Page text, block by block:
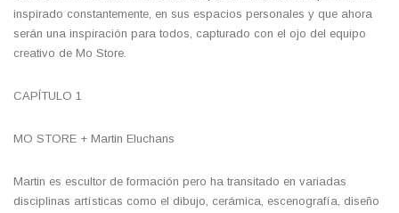
inspirado constantemente, en sus espacios personales y que ahora
serán una inspiración para todos, capturado con el ojo del equipo
creativo de Mo Store.
CAPÍTULO 1
MO STORE + Martin Eluchans
Martin es escultor de formación pero ha transitado en variadas
disciplinas artísticas como el dibujo, cerámica, escenografía, diseño